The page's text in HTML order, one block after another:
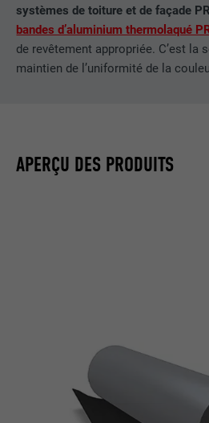
systèmes de toiture et de façade
bandes d’aluminium thermolaqué
de revêtement appropriée. C’est la
maintien de l’uniformité de la
APERÇU DES PRODUITS